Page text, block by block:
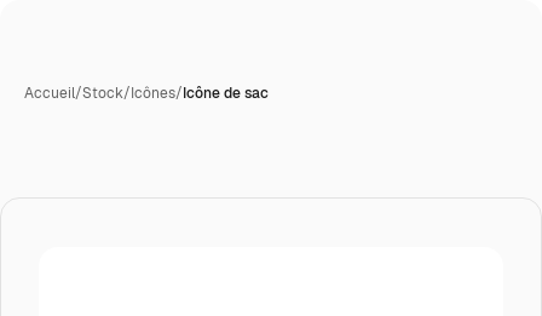
Accueil/Stock/Icônes/Icône de sac